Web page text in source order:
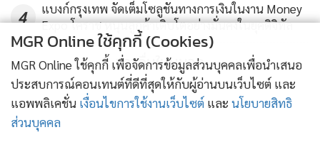
ประกอบการของระบบ ธ.พ. ไทยในช่วงครึ่งปีหลัง และอาจทำให้
แม้ว่าการประคองผลการดำเนินงานในไตรมาส 2/2563 จะมี
ความท้าทายกว่าไตรมาสแรก แต่อาจยังไม่ใช่จุดต่ำสุดของผล
ประกอบการในปีนี้เช่นกัน เช่นเดียวกับการติดตามปัจจัยด้าน
การควบคุมการระบาดของไวรัส COVID-19 ว่าจะยืดเยื้อออกไป
เพียงใด ซึ่งจะมีผลต่อรายได้จากธุรกิจหลักของธนาคารทั้งรายได้
จากการปล่อยสินเชื่อและรายได้ค่าธรรมเนียม
4
แบงก์กรุงเทพ จัดเต็มโซลูชันทางการเงินในงาน Money
Expo โคราช หนุนลูกค้าเติบโตอย่างมั่นคงในยุคดิจิทัล
ข่าวอื่นในหมวด
MGR Online ใช้คุกกี้ (Cookies)
MGR Online ใช้คุกกี้ เพื่อจัดการข้อมูลส่วนบุคคลเพื่อนำเสนอ
ประสบการณ์คอนเทนต์ที่ดีที่สุดให้กับผู้อ่านบนเว็บไซต์ และ
แอพพลิเคชั่น เงื่อนไขการใช้งานเว็บไซต์ และ นโยบายสิทธิ
ส่วนบุคคล